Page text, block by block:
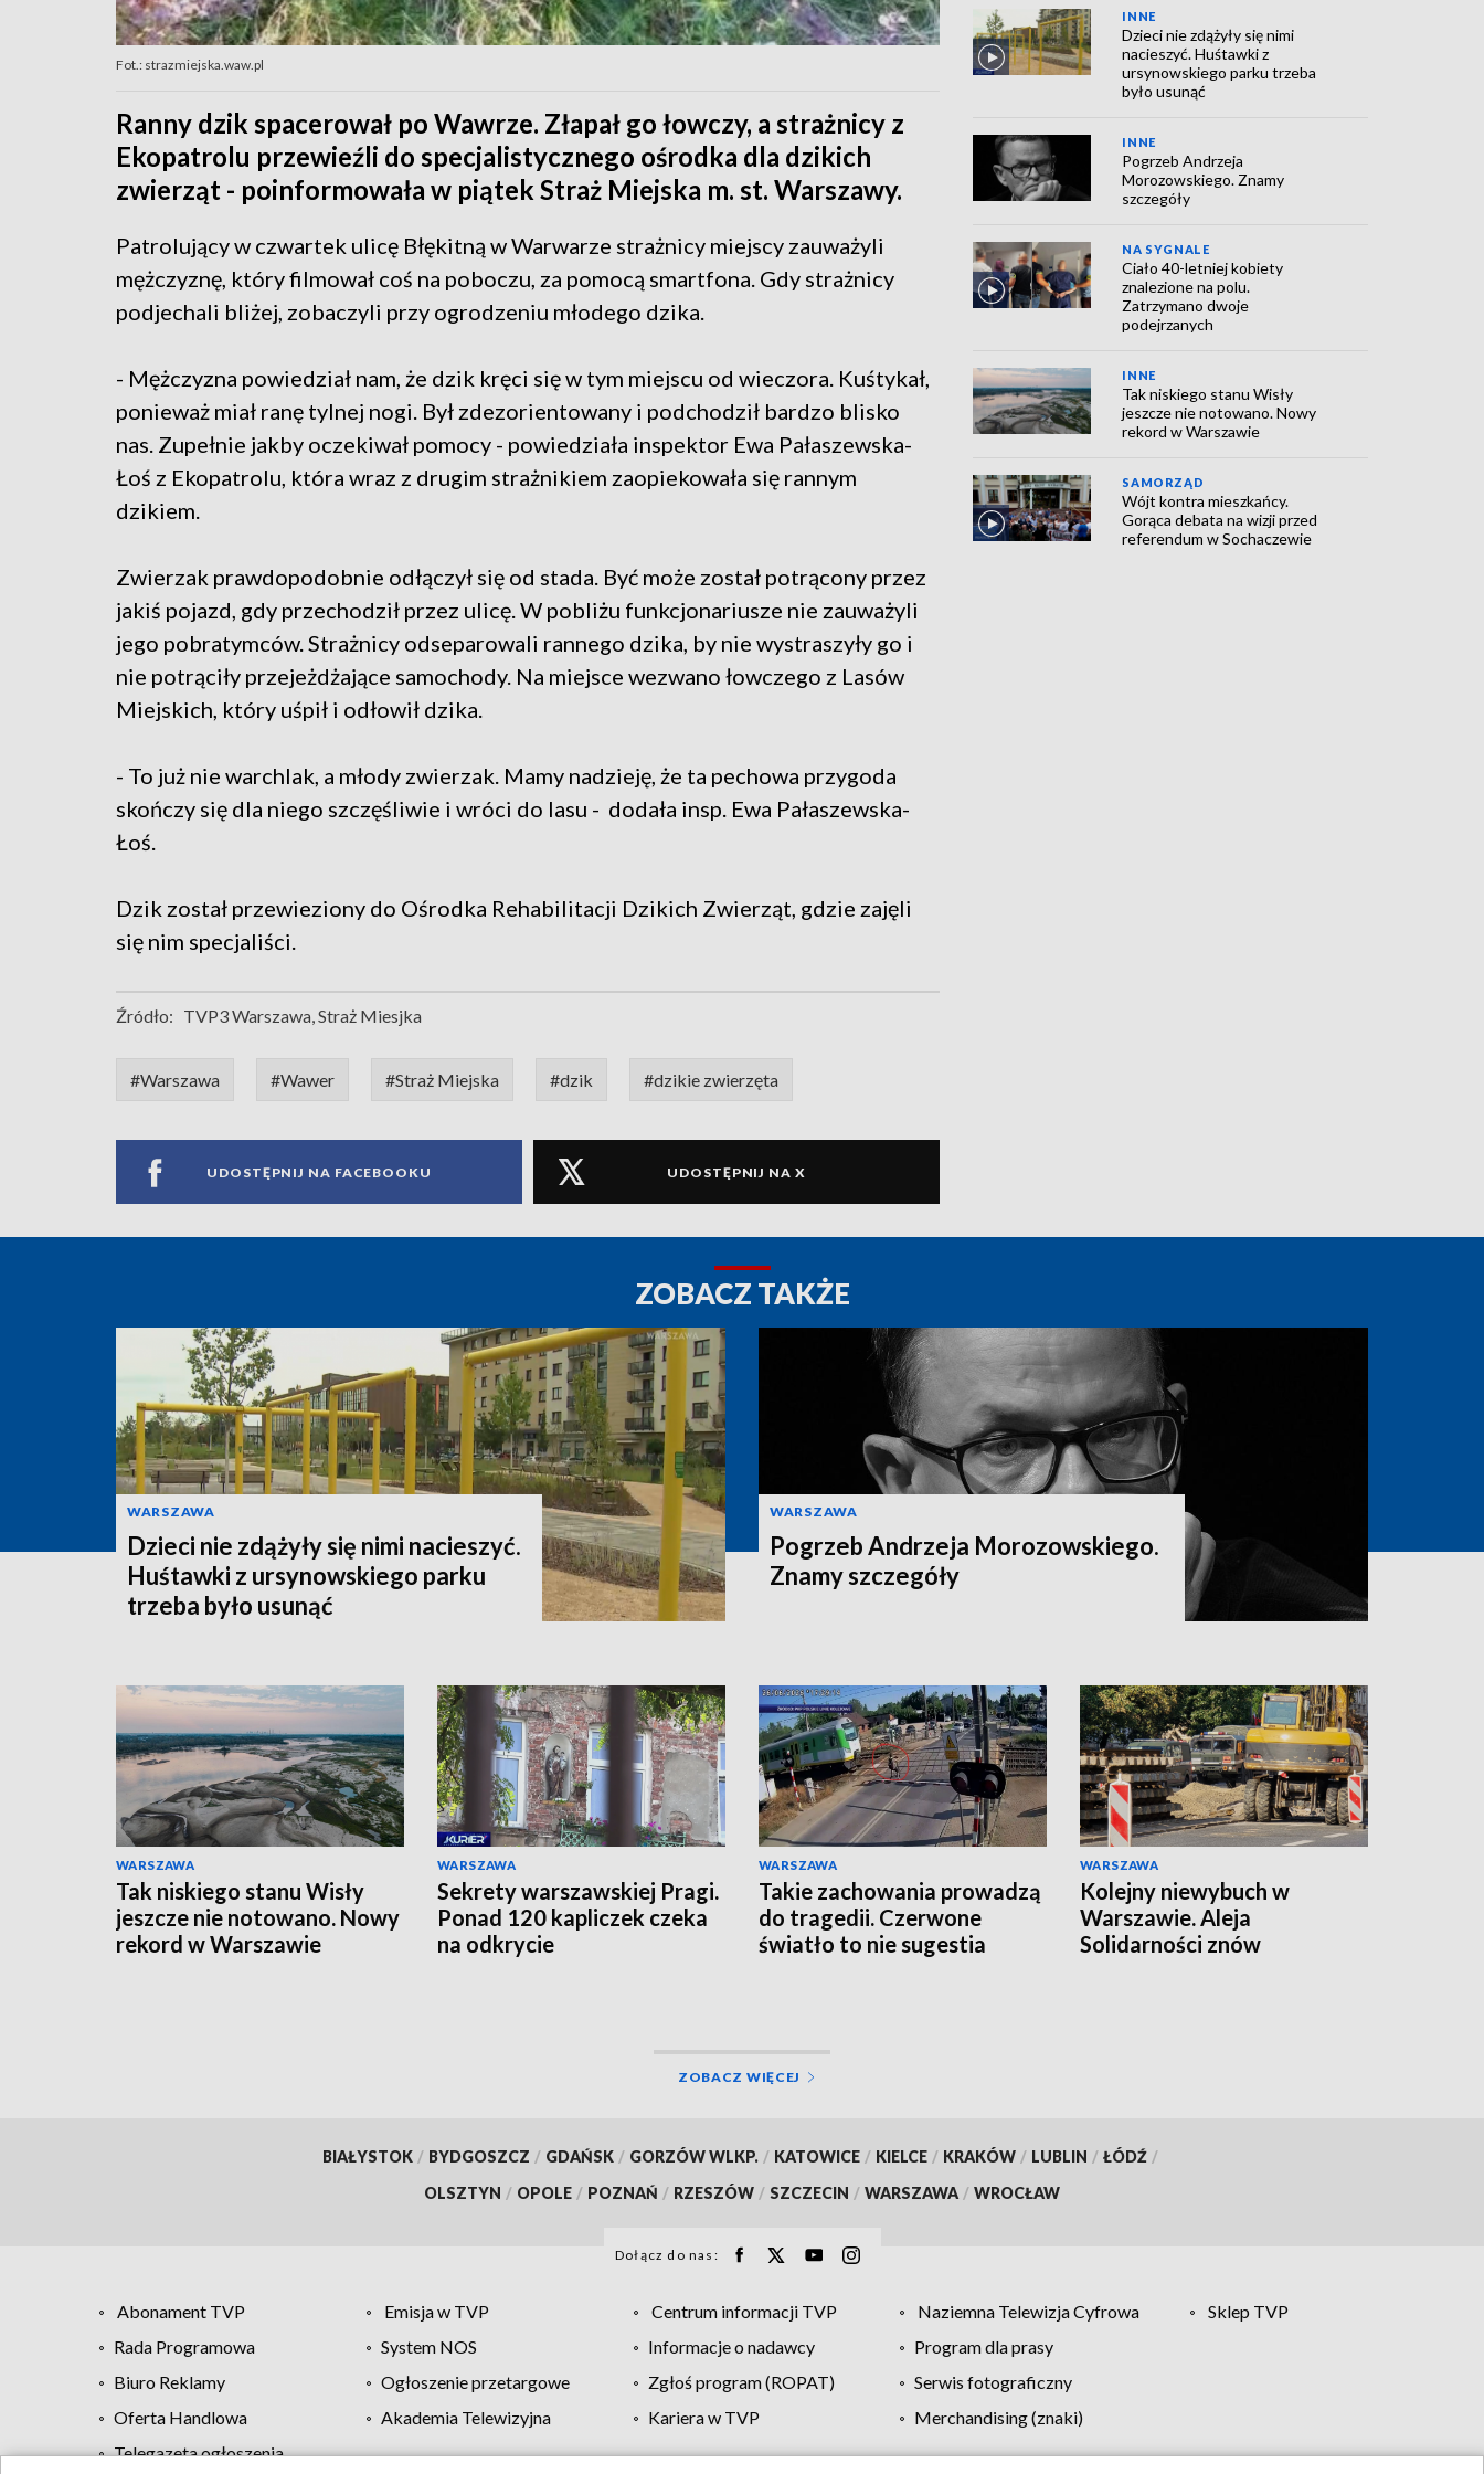
Fot.: strazmiejska.waw.pl
Ranny dzik spacerował po Wawrze. Złapał go łowczy, a strażnicy z
Ekopatrolu przewieźli do specjalistycznego ośrodka dla dzikich
zwierząt - poinformowała w piątek Straż Miejska m. st. Warszawy.
Patrolujący w czwartek ulicę Błękitną w Warwarze strażnicy miejscy zauważyli
mężczyznę, który filmował coś na poboczu, za pomocą smartfona. Gdy strażnicy
podjechali bliżej, zobaczyli przy ogrodzeniu młodego dzika.
- Mężczyzna powiedział nam, że dzik kręci się w tym miejscu od wieczora. Kuśtykał,
ponieważ miał ranę tylnej nogi. Był zdezorientowany i podchodził bardzo blisko
nas. Zupełnie jakby oczekiwał pomocy - powiedziała inspektor Ewa Pałaszewska-
Łoś z Ekopatrolu, która wraz z drugim strażnikiem zaopiekowała się rannym
dzikiem.
Zwierzak prawdopodobnie odłączył się od stada. Być może został potrącony przez
jakiś pojazd, gdy przechodził przez ulicę. W pobliżu funkcjonariusze nie zauważyli
jego pobratymców. Strażnicy odseparowali rannego dzika, by nie wystraszyły go i
nie potrąciły przejeżdżające samochody. Na miejsce wezwano łowczego z Lasów
Miejskich, który uśpił i odłowił dzika.
- To już nie warchlak, a młody zwierzak. Mamy nadzieję, że ta pechowa przygoda
skończy się dla niego szczęśliwie i wróci do lasu - dodała insp. Ewa Pałaszewska-
Łoś.
Dzik został przewieziony do Ośrodka Rehabilitacji Dzikich Zwierząt, gdzie zajęli
się nim specjaliści.
Źródło: TVP3 Warszawa, Straż Miesjka
#Warszawa #Wawer #Straż Miejska #dzik #dzikie zwierzęta
UDOSTĘPNIJ NA FACEBOOKU UDOSTĘPNIJ NA X
INNE
Dzieci nie zdążyły się nimi
nacieszyć. Huśtawki z
ursynowskiego parku trzeba
było usunąć
INNE
Pogrzeb Andrzeja
Morozowskiego. Znamy
szczegóły
NA SYGNALE
Ciało 40-letniej kobiety
znalezione na polu.
Zatrzymano dwoje
podejrzanych
INNE
Tak niskiego stanu Wisły
jeszcze nie notowano. Nowy
rekord w Warszawie
SAMORZĄD
Wójt kontra mieszkańcy.
Gorąca debata na wizji przed
referendum w Sochaczewie
ZOBACZ TAKŻE
WARSZAWA
Dzieci nie zdążyły się nimi nacieszyć.
Huśtawki z ursynowskiego parku
trzeba było usunąć
WARSZAWA
Pogrzeb Andrzeja Morozowskiego.
Znamy szczegóły
WARSZAWA
Tak niskiego stanu Wisły
jeszcze nie notowano. Nowy
rekord w Warszawie
WARSZAWA
Sekrety warszawskiej Pragi.
Ponad 120 kapliczek czeka
na odkrycie
WARSZAWA
Takie zachowania prowadzą
do tragedii. Czerwone
światło to nie sugestia
WARSZAWA
Kolejny niewybuch w
Warszawie. Aleja
Solidarności znów
ZOBACZ WIĘCEJ
BIAŁYSTOK / BYDGOSZCZ / GDAŃSK / GORZÓW WLKP. / KATOWICE / KIELCE / KRAKÓW / LUBLIN / ŁÓDŹ /
OLSZTYN / OPOLE / POZNAŃ / RZESZÓW / SZCZECIN / WARSZAWA / WROCŁAW
Dołącz do nas:
Abonament TVP Emisja w TVP Centrum informacji TVP Naziemna Telewizja Cyfrowa
Sklep TVP
Rada Programowa
System NOS Informacje o nadawcy
Program dla prasy
Biuro Reklamy
Ogłoszenie przetargowe Zgłoś program (ROPAT)
Serwis fotograficzny
Oferta Handlowa
Akademia Telewizyjna Kariera w TVP
Merchandising (znaki)
Telegazeta ogłoszenia